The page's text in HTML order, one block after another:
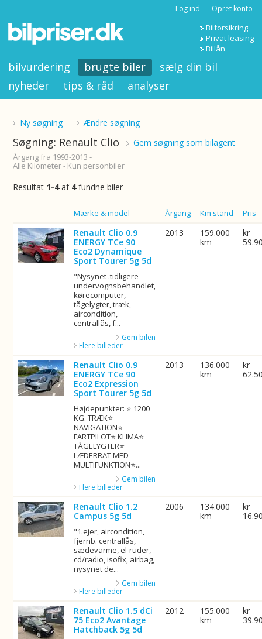
Log ind Opret konto
Bilforsikring
Privat leasing
Billån
bilvurdering brugte biler
sælg din bil
nyheder
tips & råd analyser
Ny søgning Ændre søgning
Søgning: Renault Clio Gem søgning som bilagent
Årgang fra 1993-2013 -
Alle Kilometer - Kun personbiler
Resultat 1-4af 4fundne biler
Mærke & model Årgang Km stand Pris
Renault Clio 0.9
ENERGY TCe 90
Eco2 Dynamique
Sport Tourer 5g 5d
"Nysynet .tidligere
undervognsbehandlet,
kørecomputer,
tågelygter, træk,
aircondition,
centrallås, f...
Gem bilen
Flere billeder
2013
159.000
km
kr
Renault Clio 0.9
ENERGY TCe 90
Eco2 Expression
Sport Tourer 5g 5d
Højdepunkter: ⭐ 1200
KG. TRÆK⭐
NAVIGATION⭐
FARTPILOT⭐ KLIMA⭐
TÅGELYGTER⭐
LÆDERRAT MED
MULTIFUNKTION⭐...
Gem bilen
Flere billeder
2013
136.000
km
kr
Renault Clio 1.2
Campus 5g 5d
"1.ejer, aircondition,
fjernb. centrallås,
sædevarme, el-ruder,
cd/radio, isofix, airbag,
nysynet de...
Gem bilen
Flere billeder
2006
134.000
km
kr
Renault Clio 1.5 dCi
75 Eco2 Avantage
Hatchback 5g 5d
2012
155.000
km
kr